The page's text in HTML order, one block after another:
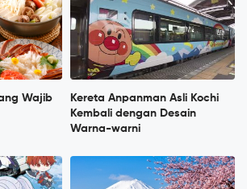
Wajib
Kereta Anpanman Asli Kochi
Kembali dengan Desain
Warna-warni